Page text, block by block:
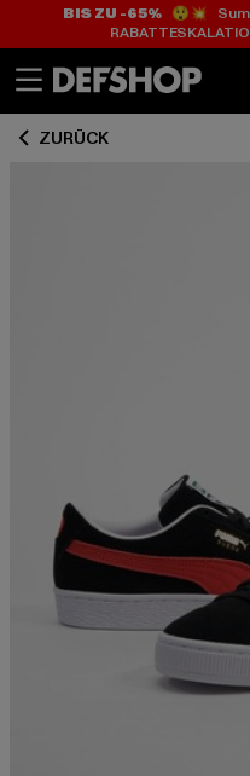
BIS ZU -65%😲💥
ZURÜCK